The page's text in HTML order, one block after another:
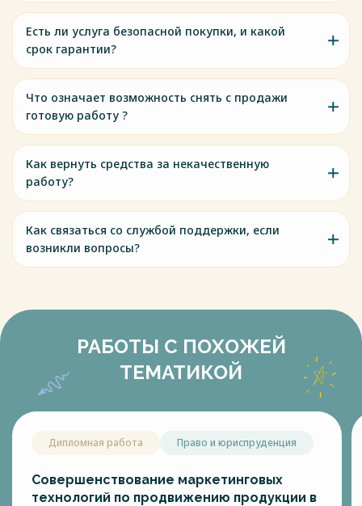
Есть ли услуга безопасной покупки, и какой
срок гарантии?
Что означает возможность снять с продажи
готовую работу ?
Как вернуть средства за некачественную
работу?
Как связаться со службой поддержки, если
возникли вопросы?
РАБОТЫ С ПОХОЖЕЙ
ТЕМАТИКОЙ
Дипломная работа Право и юриспруденция
Совершенствование маркетинговых
технологий по продвижению продукции в